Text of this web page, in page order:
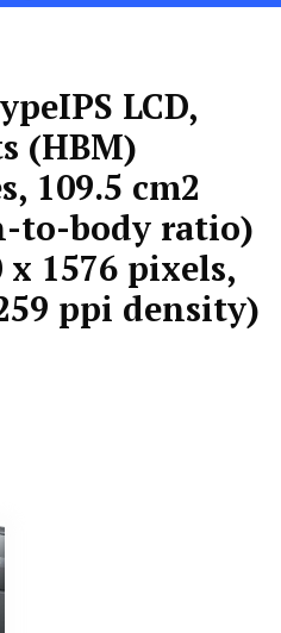
LCD,
(HBM)
109.5 cm2
to-body ratio)
1576 pixels,
ppi density)